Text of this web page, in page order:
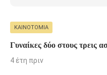
ΚΑΙΝΟΤΟΜΊΑ
Γυναίκες δύο στους τρεις
4 έτη πριν